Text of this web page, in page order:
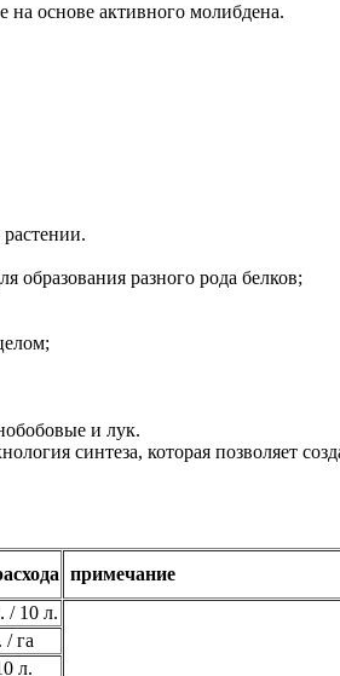
основе активного молибдена.
образования разного рода белков;
и лук.
синтеза, которая позволяет
примечание
/ 10 л.
/ га
л.